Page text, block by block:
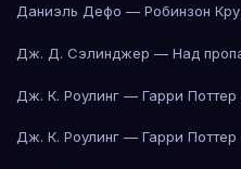
Даниэль Дефо — Робинзон
Дж. Д. Сэлинджер — Над
Дж. К. Роулинг — Гарри
Дж. К. Роулинг — Гарри